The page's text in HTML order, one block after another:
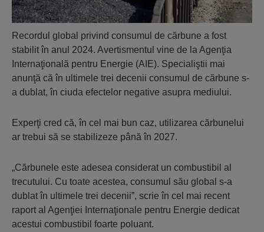
Recordul global privind consumul de cărbune a fost
stabilit în anul 2024. Avertismentul vine de la Agenţia
Internaţională pentru Energie (AIE). Specialiştii mai
anunţă că în ultimele trei decenii consumul de cărbune s-
a dublat, în ciuda efectelor negative asupra mediului.
Experţi cred că, în cel mai bun caz, utilizarea cărbunelui
ar trebui să se stabilizeze până în 2027.
„Cărbunele este adesea considerat un combustibil al
trecutului. Cu toate acestea, consumul său global s-a
dublat în ultimele trei decenii”, scrie în cel mai recent
raport al Agenţiei Internaţionale pentru Energie dedicat
acestui combustibil foarte poluant.